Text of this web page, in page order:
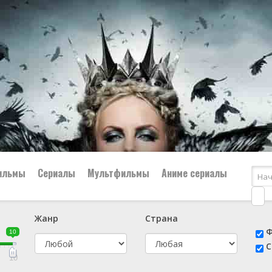
👨‍✈️ Военный
🕵️‍♂️ Детектив
Сериалы Мультфильмы Аниме сериалы
10
10
Жанр
Страна